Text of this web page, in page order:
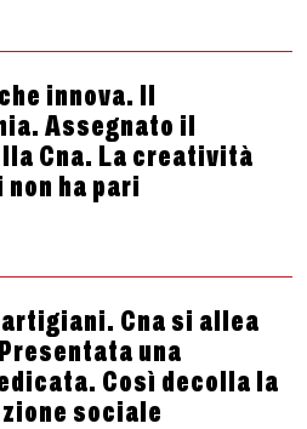
innova. Il
Assegnato il
Cna. La creatività
ha pari
Cna si allea
una
Così decolla la
sociale